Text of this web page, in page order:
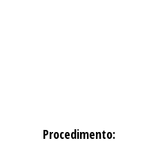
Procedimento: